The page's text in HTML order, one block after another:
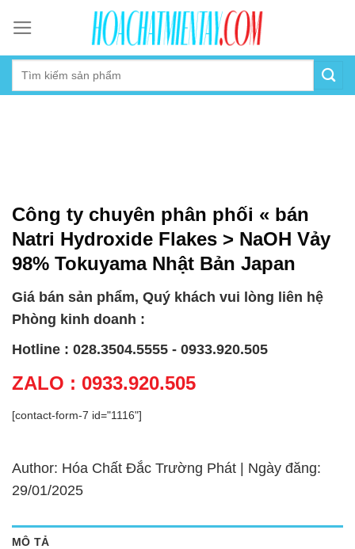
content
Công ty chuyên phân phối « bán
Natri Hydroxide Flakes > NaOH Vảy
98% Tokuyama Nhật Bản Japan
Giá bán sản phẩm, Quý khách vui lòng liên hệ
Phòng kinh doanh :
Hotline : 028.3504.5555 - 0933.920.505
ZALO : 0933.920.505
[contact-form-7 id="1116"]
Author: Hóa Chất Đắc Trường Phát | Ngày đăng:
29/01/2025
MÔ TẢ